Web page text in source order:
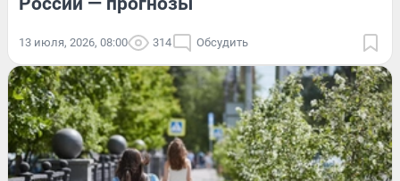
13 июля, 2026, 08:00 314 Обсудить